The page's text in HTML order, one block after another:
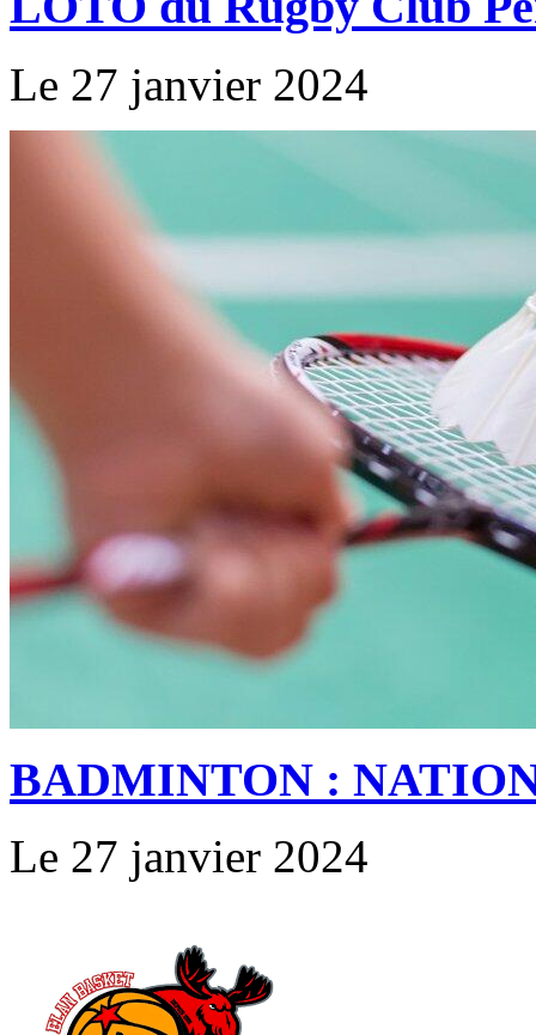
Le 27 janvier 2024
BADMINTON :
Le 27 janvier 2024